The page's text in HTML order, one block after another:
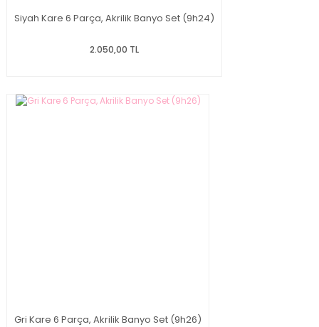
Siyah Kare 6 Parça, Akrilik Banyo Set (9h24)
2.050,00 TL
Gri Kare 6 Parça, Akrilik Banyo Set (9h26)